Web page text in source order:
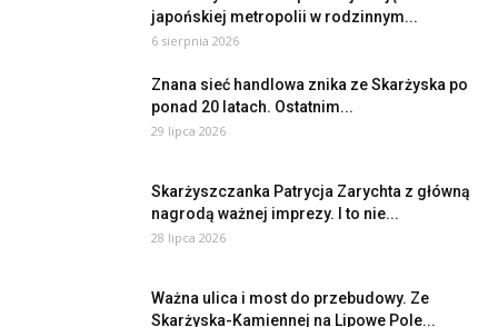
japońskiej metropolii w rodzinnym...
6 sierpnia 2026
Znana sieć handlowa znika ze Skarżyska po
ponad 20 latach. Ostatnim...
29 lipca 2026
Skarżyszczanka Patrycja Zarychta z główną
nagrodą ważnej imprezy. I to nie...
28 lipca 2026
Ważna ulica i most do przebudowy. Ze
Skarżyska-Kamiennej na Lipowe Pole...